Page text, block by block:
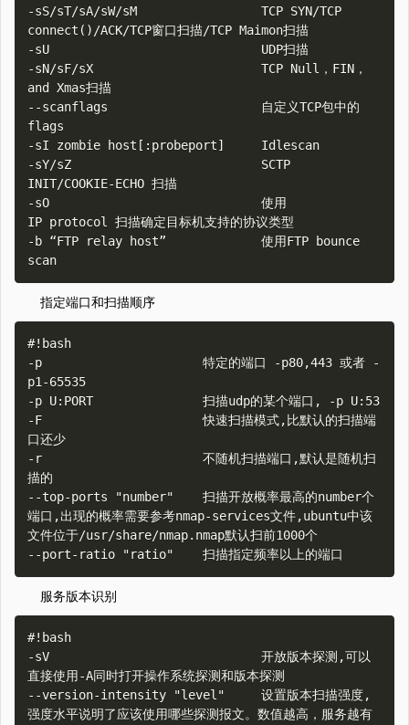
-sS/sT/sA/sW/sM                 TCP SYN/TCP
connect()/ACK/TCP窗口扫描/TCP Maimon扫描
-sU                             UDP扫描
-sN/sF/sX                       TCP Null，FIN，
and Xmas扫描
--scanflags                     自定义TCP包中的
flags
-sI zombie host[:probeport]     Idlescan
-sY/sZ                          SCTP
INIT/COOKIE-ECHO 扫描
-sO                             使用
IP protocol 扫描确定目标机支持的协议类型
-b “FTP relay host”             使用FTP bounce
指定端口和扫描顺序
#!bash
-p                      特定的端口 -p80,443 或者 -
p1-65535
-p U:PORT               扫描udp的某个端口, -p U:53
-F                      快速扫描模式,比默认的扫描端
口还少
-r                      不随机扫描端口,默认是随机扫
描的
--top-ports "number"    扫描开放概率最高的number个
端口,出现的概率需要参考nmap-services文件,ubuntu中该
文件位于/usr/share/nmap.nmap默认扫前1000个
服务版本识别
#!bash
-sV                             开放版本探测,可以
直接使用-A同时打开操作系统探测和版本探测
--version-intensity "level"     设置版本扫描强度,
强度水平说明了应该使用哪些探测报文。数值越高，服务越有